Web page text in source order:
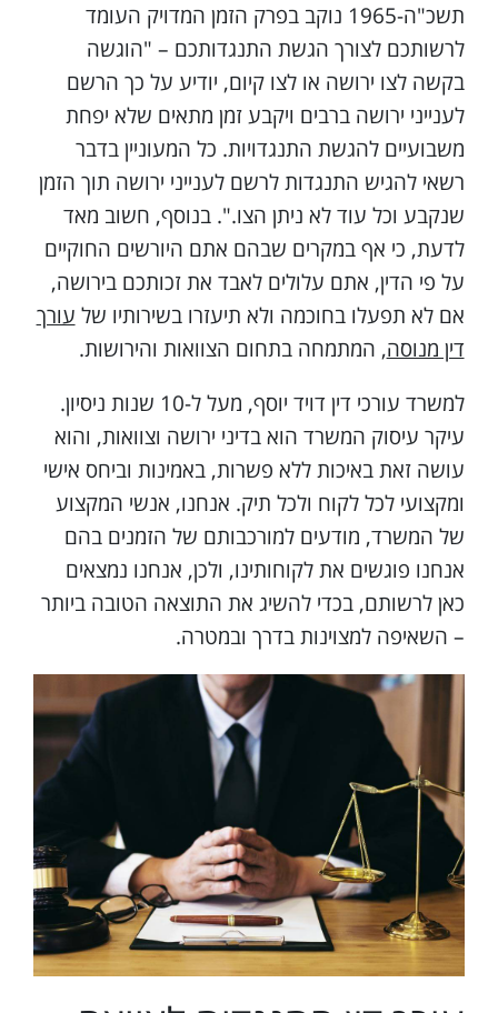
תשכ"ה-1965 נוקב בפרק הזמן המדויק העומד
לרשותכם לצורך הגשת התנגדותכם – "הוגשה
בקשה לצו ירושה או לצו קיום, יודיע על כך הרשם
לענייני ירושה ברבים ויקבע זמן מתאים שלא יפחת
משבועיים להגשת התנגדויות. כל המעוניין בדבר
רשאי להגיש התנגדות לרשם לענייני ירושה תוך הזמן
שנקבע וכל עוד לא ניתן הצו.". בנוסף, חשוב מאד
לדעת, כי אף במקרים שבהם אתם היורשים החוקיים
על פי הדין, אתם עלולים לאבד את זכותכם בירושה,
אם לא תפעלו בחוכמה ולא תיעזרו בשירותיו של עורך
דין מנוסה, המתמחה בתחום הצוואות והירושות.
למשרד עורכי דין דויד יוסף, מעל ל-10 שנות ניסיון.
עיקר עיסוק המשרד הוא בדיני ירושה וצוואות, והוא
עושה זאת באיכות ללא פשרות, באמינות וביחס אישי
ומקצועי לכל לקוח ולכל תיק. אנחנו, אנשי המקצוע
של המשרד, מודעים למורכבותם של הזמנים בהם
אנחנו פוגשים את לקוחותינו, ולכן, אנחנו נמצאים
כאן לרשותם, בכדי להשיג את התוצאה הטובה ביותר
– השאיפה למצוינות בדרך ובמטרה.